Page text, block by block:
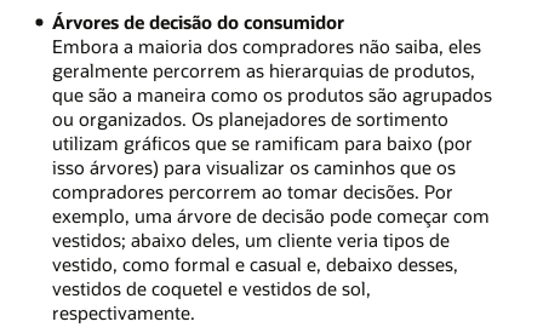
Árvores de decisão do consumidor
Embora a maioria dos compradores não saiba, eles
geralmente percorrem as hierarquias de produtos,
que são a maneira como os produtos são agrupados
ou organizados. Os planejadores de sortimento
utilizam gráficos que se ramificam para baixo (por
isso árvores) para visualizar os caminhos que os
compradores percorrem ao tomar decisões. Por
exemplo, uma árvore de decisão pode começar com
vestidos; abaixo deles, um cliente veria tipos de
vestido, como formal e casual e, debaixo desses,
vestidos de coquetel e vestidos de sol,
respectivamente.